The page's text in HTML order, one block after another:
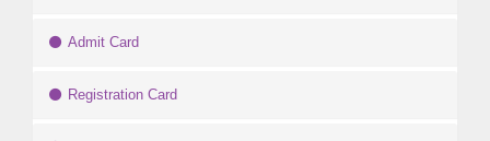
Admit Card
Registration Card